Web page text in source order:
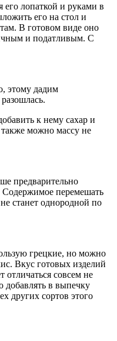
его лопаткой и руками в
его на стол и
В готовом виде оно
и податливым. С
этому дадим
к нему сахар и
также можно массу не
предварительно
Содержимое перемешать
станет однородной по
грецкие, но можно
Вкус готовых изделий
отличаться совсем не
добавлять в выпечку
других сортов этого